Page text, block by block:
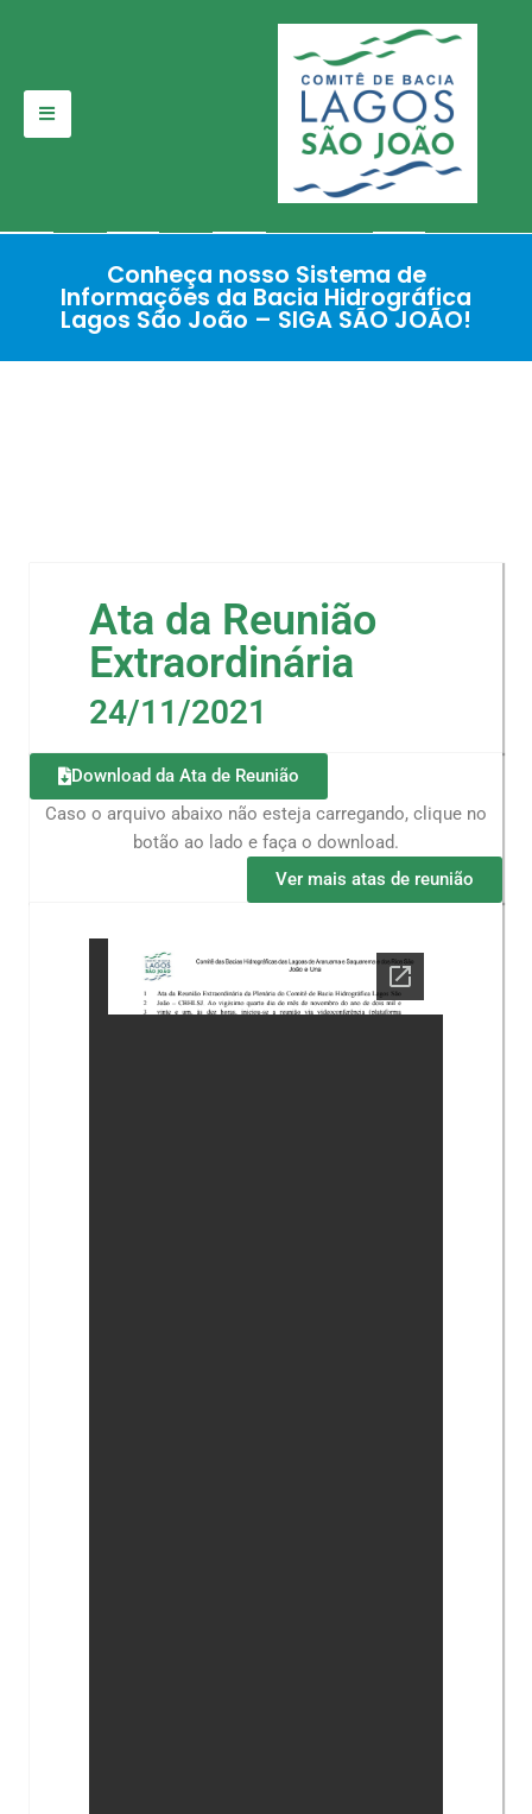
para
Conheça nosso Sistema de
Informações da Bacia Hidrográfica
Lagos São João – SIGA SÃO JOÃO!
Ata da Reunião
Extraordinária
24/11/2021
Download da Ata de Reunião
Caso o arquivo abaixo não esteja carregando, clique no
botão ao lado e faça o download.
Ver mais atas de reunião